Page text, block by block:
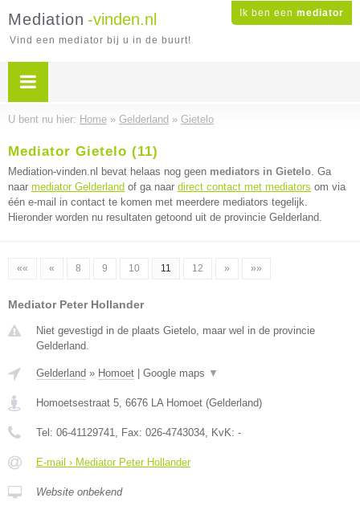
Ik ben een mediator
Mediation -vinden.nl
Vind een mediator bij u in de buurt!
U bent nu hier: Home » Gelderland » Gietelo
Mediator Gietelo (11)
Mediation-vinden.nl bevat helaas nog geen mediators in Gietelo. Ga
naar mediator Gelderland of ga naar direct contact met mediators om via
één e-mail in contact te komen met meerdere mediators tegelijk.
Hieronder worden nu resultaten getoond uit de provincie Gelderland.
«« « 8 9 10 11 12 » »»
Mediator Peter Hollander
Niet gevestigd in de plaats Gietelo, maar wel in de provincie
Gelderland.
Gelderland » Homoet Google maps ▼
Homoetsestraat 5, 6676 LA Homoet (Gelderland)
Tel: 06-41129741, Fax: 026-4743034, KvK: -
E-mail › Mediator Peter Hollander
Website onbekend